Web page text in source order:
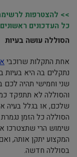
>> להצטרפות
כל העדכונים
הסוללה עושה בעיות
אחת התקלות שרוכבי
נתקלים בה היא
שני וחמישי תהיה לכם
והסוללה לא תתפקד
שלכם, או בגלל בעיה
הסוללה כל הזמן
שימוש הרי שתצטרכו
המקצוע יתקן אותה,
בסוללה חדשה.